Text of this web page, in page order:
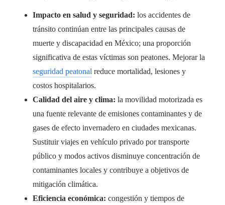
Impacto en salud y seguridad: los accidentes de
tránsito continúan entre las principales causas de
muerte y discapacidad en México; una proporción
significativa de estas víctimas son peatones. Mejorar la
seguridad peatonal reduce mortalidad, lesiones y
costos hospitalarios.
Calidad del aire y clima: la movilidad motorizada es
una fuente relevante de emisiones contaminantes y de
gases de efecto invernadero en ciudades mexicanas.
Sustituir viajes en vehículo privado por transporte
público y modos activos disminuye concentración de
contaminantes locales y contribuye a objetivos de
mitigación climática.
Eficiencia económica: congestión y tiempos de